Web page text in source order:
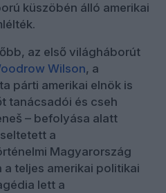
küszöbén álló amerikai
az első világháborút
Wilson, a
párti amerikai elnök is
tanácsadói és cseh
– befolyása alatt
a
Magyarország
a teljes amerikai politikai
lett a